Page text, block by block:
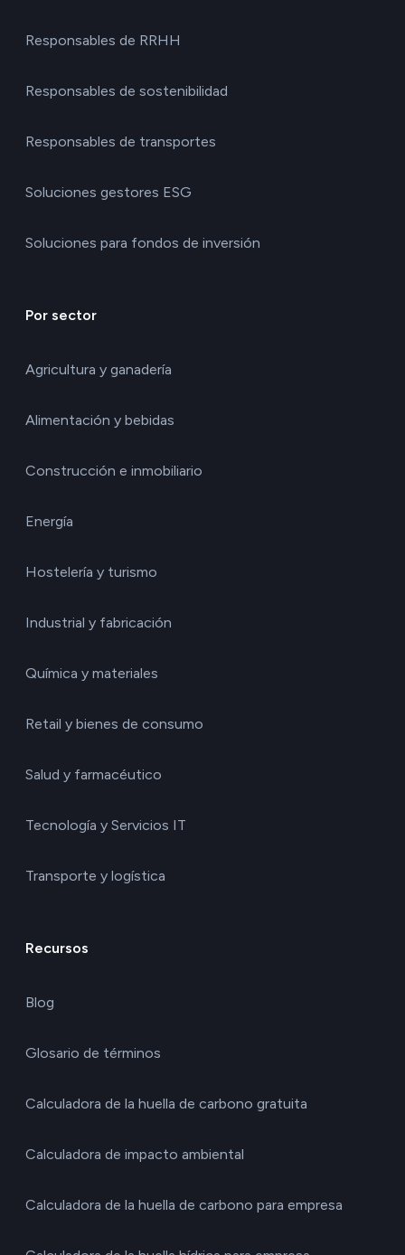
Responsables de RRHH
Responsables de sostenibilidad
Responsables de transportes
Soluciones gestores ESG
Soluciones para fondos de inversión
Por sector
Agricultura y ganadería
Alimentación y bebidas
Construcción e inmobiliario
Energía
Hostelería y turismo
Industrial y fabricación
Química y materiales
Retail y bienes de consumo
Salud y farmacéutico
Tecnología y Servicios IT
Transporte y logística
Recursos
Blog
Glosario de términos
Calculadora de la huella de carbono gratuita
Calculadora de impacto ambiental
Calculadora de la huella de carbono para empresa